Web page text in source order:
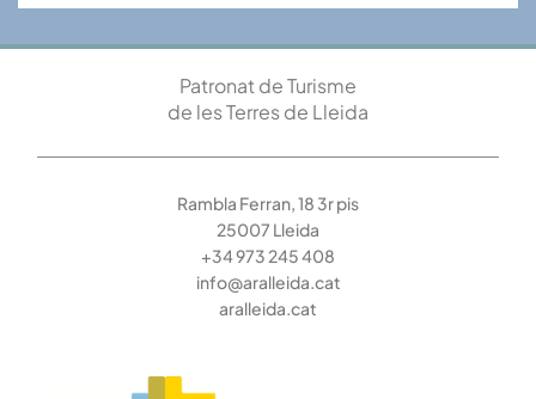
Patronat de Turisme
de les Terres de Lleida
Rambla Ferran, 18 3r pis
25007 Lleida
+34 973 245 408
info@aralleida.cat
aralleida.cat